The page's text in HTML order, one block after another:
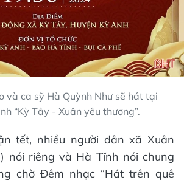
và ca sỹ Hà Quỳnh Như sẽ hát tại
“Kỳ Tây - Xuân yêu thương”.
tết, nhiều người dân xã Xuân
nói riêng và Hà Tĩnh nói chung
chờ Đêm nhạc “Hát trên quê